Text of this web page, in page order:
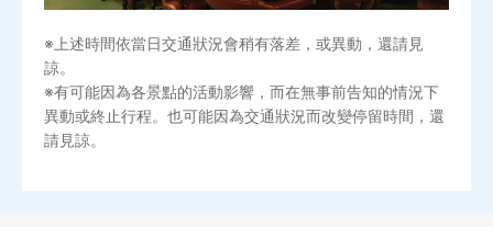
※上述時間依當日交通狀況會稍有落差，或異動，還請見
諒。
※有可能因為各景點的活動影響，而在無事前告知的情況下
異動或終止行程。也可能因為交通狀況而改變停留時間，還
請見諒。